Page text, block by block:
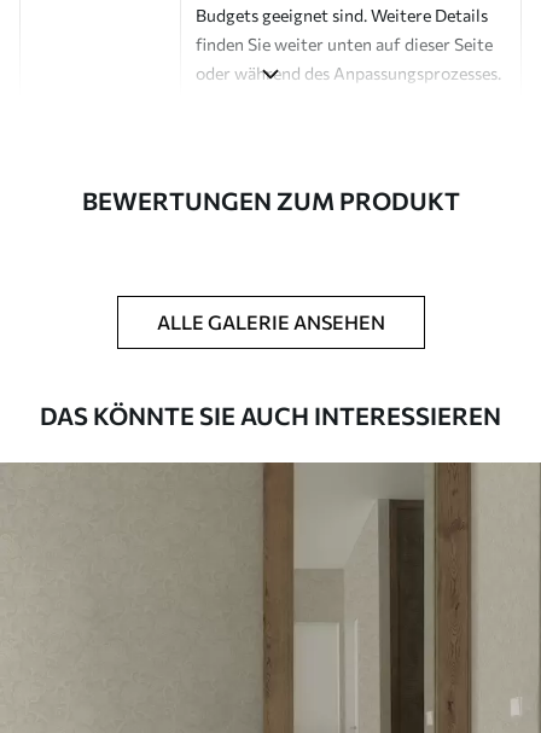
Budgets geeignet sind. Weitere Details
finden Sie weiter unten auf dieser Seite
oder während des Anpassungsprozesses.
bis zu 50 cm Breite geliefert.
Optionen
und/oder Tapetenkleber.
Fototapeten mit Lackbeschichtung
Nahtlose Anwendung
BEWERTUNGEN ZUM PRODUKT
ALLE GALERIE ANSEHEN
DAS KÖNNTE SIE AUCH INTERESSIEREN